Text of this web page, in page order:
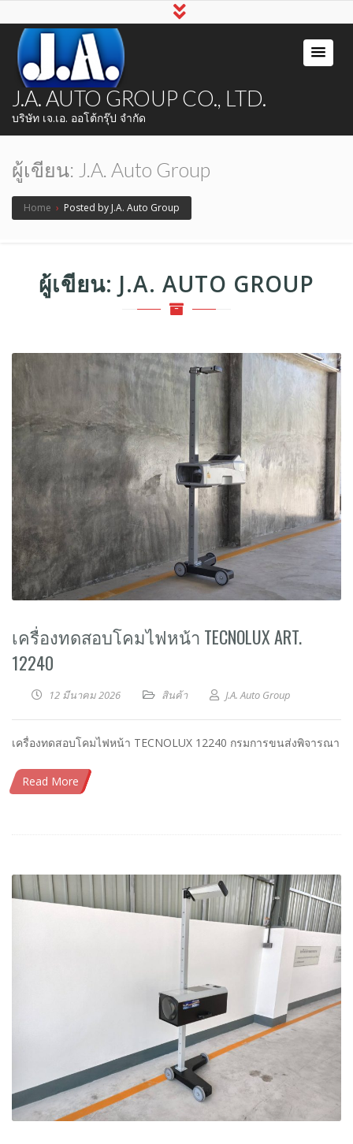
J.A. AUTO GROUP CO., LTD.
บริษัท เจ.เอ. ออโต้กรุ๊ป จำกัด
ผู้เขียน: J.A. Auto Group
Home › Posted by J.A. Auto Group
ผู้เขียน: J.A. AUTO GROUP
เครื่องทดสอบโคมไฟหน้า TECNOLUX ART.
12240
12 มีนาคม 2026 สินค้า J.A. Auto Group
เครื่องทดสอบโคมไฟหน้า TECNOLUX 12240 กรมการขนส่งพิจารณา
Read More